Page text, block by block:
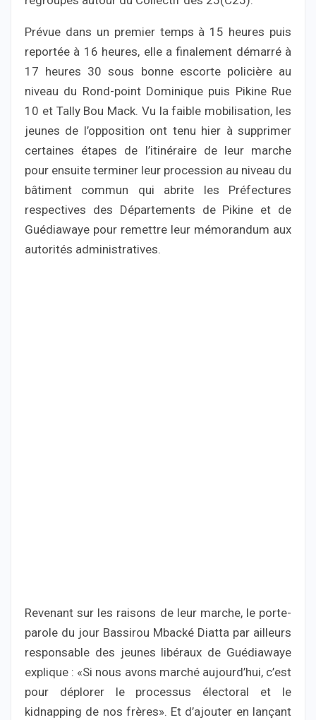
Prévue dans un premier temps à 15 heures puis
reportée à 16 heures, elle a finalement démarré à
17 heures 30 sous bonne escorte policière au
niveau du Rond-point Dominique puis Pikine Rue
10 et Tally Bou Mack. Vu la faible mobilisation, les
jeunes de l’opposition ont tenu hier à supprimer
certaines étapes de l’itinéraire de leur marche
pour ensuite terminer leur procession au niveau du
bâtiment commun qui abrite les Préfectures
respectives des Départements de Pikine et de
Guédiawaye pour remettre leur mémorandum aux
autorités administratives.
Revenant sur les raisons de leur marche, le porte-
parole du jour Bassirou Mbacké Diatta par ailleurs
responsable des jeunes libéraux de Guédiawaye
explique : «Si nous avons marché aujourd’hui, c’est
pour déplorer le processus électoral et le
kidnapping de nos frères». Et d’ajouter en lançant